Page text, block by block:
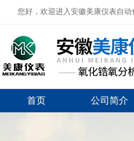
您好，欢迎进入安徽美康仪表自动
首页 公司简介